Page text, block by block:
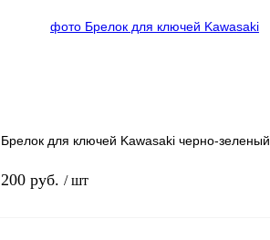
наличии
Брелок для ключей Kawasaki черно-зеленый
200 руб. / шт